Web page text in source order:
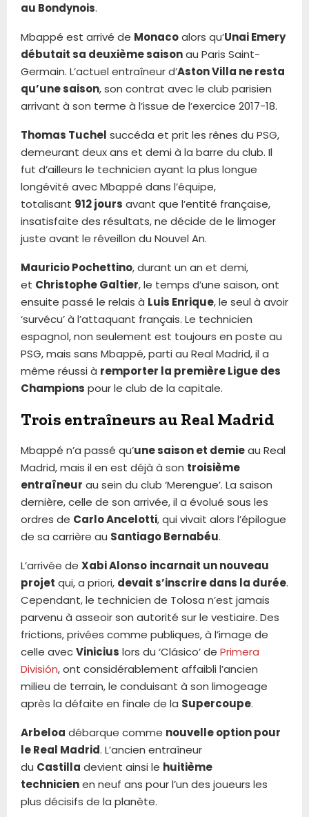
au Bondynois.
Mbappé est arrivé de Monacoalors qu’Unai Emery
débutait sa deuxième saisonau Paris Saint-
Germain. L’actuel entraîneur d’Aston Villa ne resta
qu’une saison, son contrat avec le club parisien
arrivant à son terme à l’issue de l’exercice 2017-18.
Thomas Tuchel succéda et prit les rênes du PSG,
demeurant deux ans et demi à la barre du club. Il
fut d’ailleurs le technicien ayant la plus longue
longévité avec Mbappé dans l’équipe,
totalisant 912 jours avant que l’entité française,
insatisfaite des résultats, ne décide de le limoger
juste avant le réveillon du Nouvel An.
Mauricio Pochettino, durant un an et demi,
et Christophe Galtier, le temps d’une saison, ont
ensuite passé le relais à Luis Enrique, le seul à avoir
‘survécu’ à l’attaquant français. Le technicien
espagnol, non seulement est toujours en poste au
PSG, mais sans Mbappé, parti au Real Madrid, il a
même réussi à remporter la première Ligue des
Champions pour le club de la capitale.
Trois entraîneurs au Real Madrid
Mbappé n’a passé qu’une saison et demieau Real
Madrid, mais il en est déjà à son troisième
entraîneur au sein du club ‘Merengue’. La saison
dernière, celle de son arrivée, il a évolué sous les
ordres de Carlo Ancelotti, qui vivait alors l’épilogue
de sa carrière au Santiago Bernabéu.
L’arrivée de Xabi Alonso incarnait un nouveau
projet qui, a priori, devait s’inscrire dans la durée.
Cependant, le technicien de Tolosa n’est jamais
parvenu à asseoir son autorité sur le vestiaire. Des
frictions, privées comme publiques, à l’image de
celle avecVinicius lors du ‘Clásico’ de Primera
División, ont considérablement affaibli l’ancien
milieu de terrain, le conduisant à son limogeage
après la défaite en finale de la Supercoupe.
Arbeloa débarque comme nouvelle option pour
le Real Madrid. L’ancien entraîneur
du Castilla devient ainsi le huitième
technicienen neuf ans pour l’un des joueurs les
plus décisifs de la planète.